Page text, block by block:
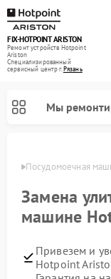
FIX-HOTPOINT ARISTON
Ремонт устройств Hotpoint
Ariston
Специализированный
cервисный центр г.Рязань
Мы
Посудомоечная
Замена
машине
Привезем и
Hotpoint